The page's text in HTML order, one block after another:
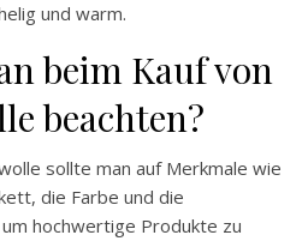
und warm.
beim Kauf von
beachten?
sollte man auf Merkmale wie
die Farbe und die
hochwertige Produkte zu